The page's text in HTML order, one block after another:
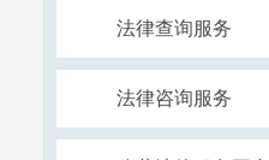
法律查询服务
法律咨询服务